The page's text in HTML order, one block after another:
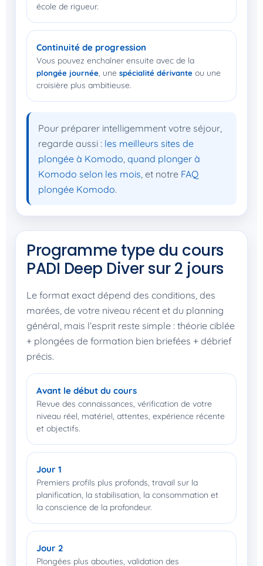
école de rigueur.
Continuité de progression
Vous pouvez enchaîner ensuite avec de la
plongée journée, une spécialité dérivante ou une
croisière plus ambitieuse.
Pour préparer intelligemment votre séjour,
regarde aussi : les meilleurs sites de
plongée à Komodo quand plonger à
Komodo selon les mois , et notre FAQ
plongée Komodo.
Programme type du cours
PADI Deep Diver sur 2 jours
Le format exact dépend des conditions, des
marées, de votre niveau récent et du planning
général, mais l’esprit reste simple : théorie ciblée
+ plongées de formation bien briefées + débrief
précis.
Avant le début du cours
Revue des connaissances, vérification de votre
niveau réel, matériel, attentes, expérience récente
et objectifs.
Jour 1
Premiers profils plus profonds, travail sur la
planification, la stabilisation, la consommation et
la conscience de la profondeur.
Jour 2
Plongées plus abouties, validation des